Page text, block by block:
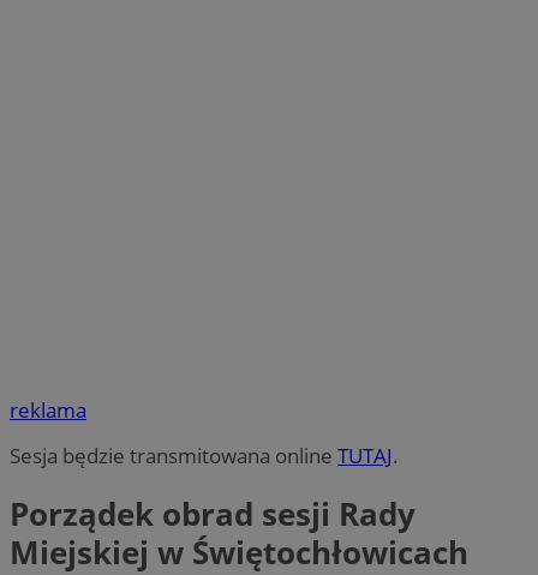
reklama
Sesja będzie transmitowana online TUTAJ.
Porządek obrad sesji Rady
Miejskiej w Świętochłowicach